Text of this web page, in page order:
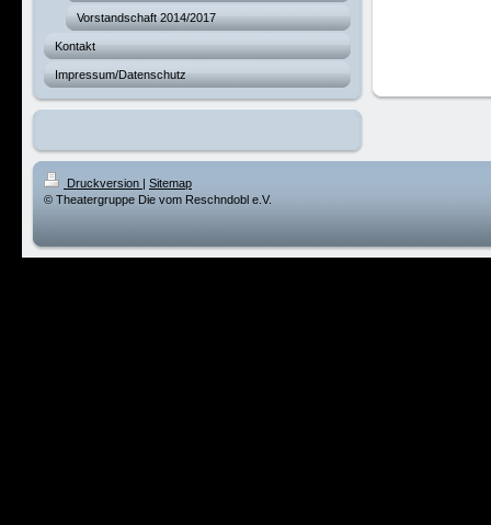
Vorstandschaft 2014/2017
Kontakt
Impressum/Datenschutz
Druckversion | Sitemap
© Theatergruppe Die vom Reschndobl e.V.